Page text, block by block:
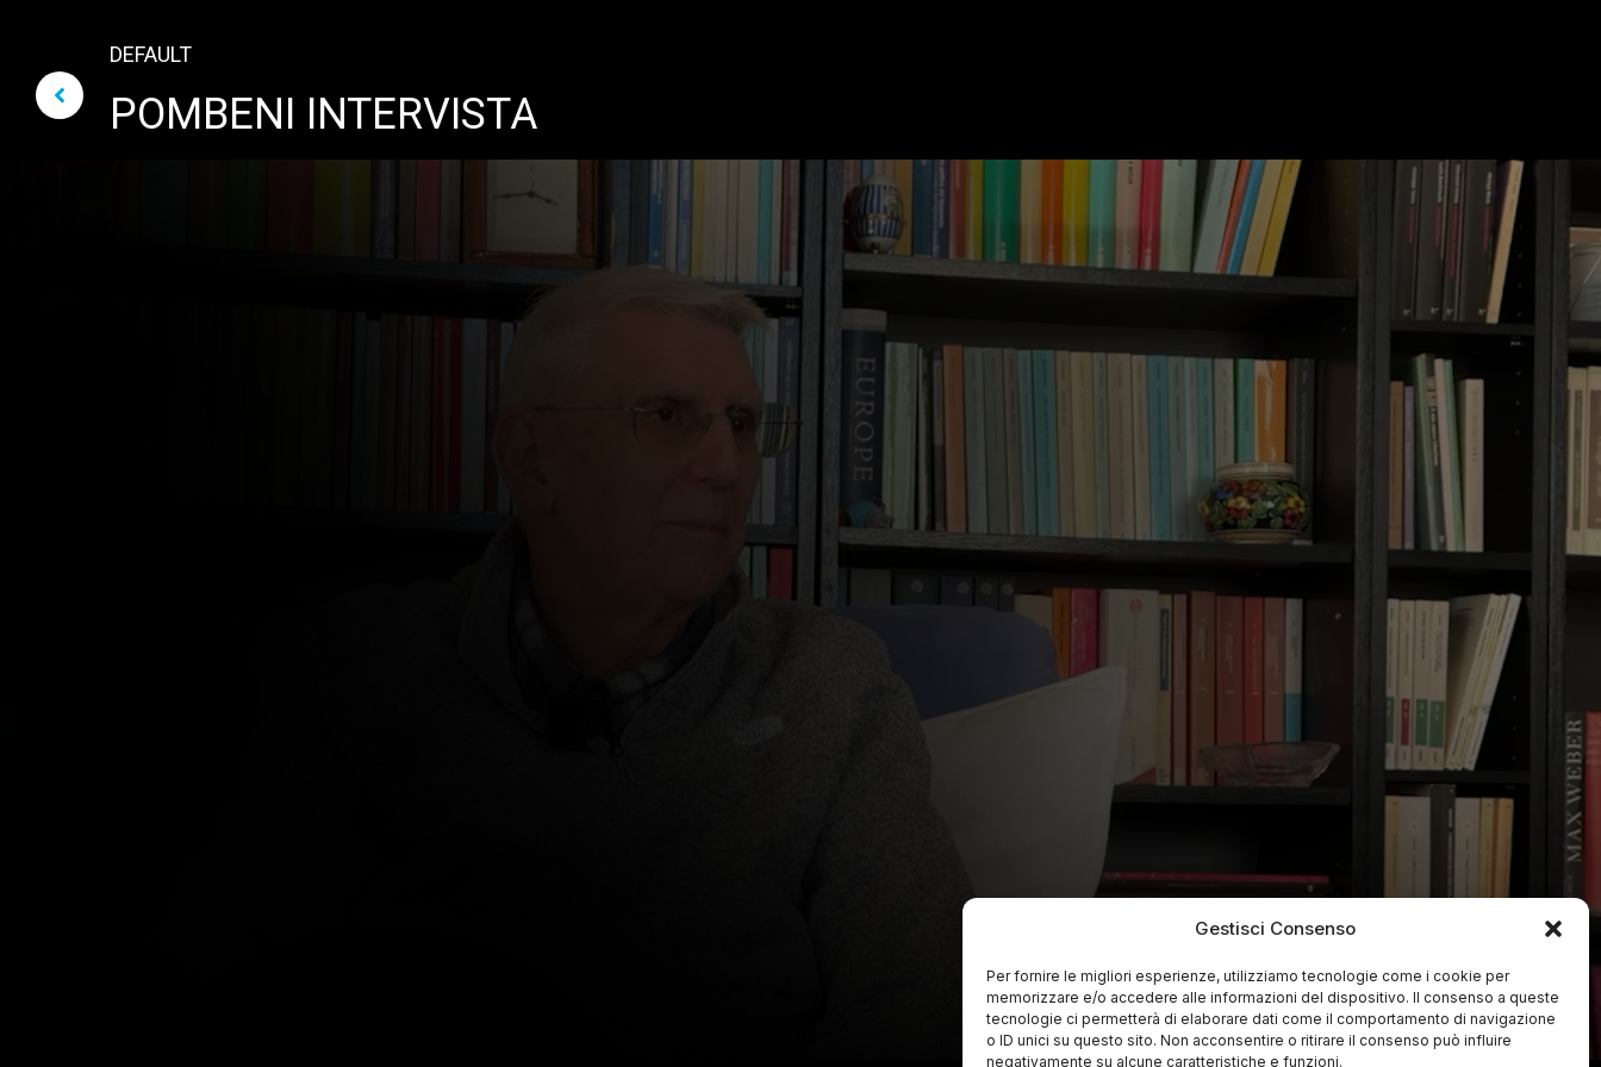
Gestisci Consenso
Per fornire le migliori esperienze, utilizziamo tecnologie come i cookie per
memorizzare e/o accedere alle informazioni del dispositivo. Il consenso a queste
tecnologie ci permetterà di elaborare dati come il comportamento di navigazione
o ID unici su questo sito. Non acconsentire o ritirare il consenso può influire
negativamente su alcune caratteristiche e funzioni.